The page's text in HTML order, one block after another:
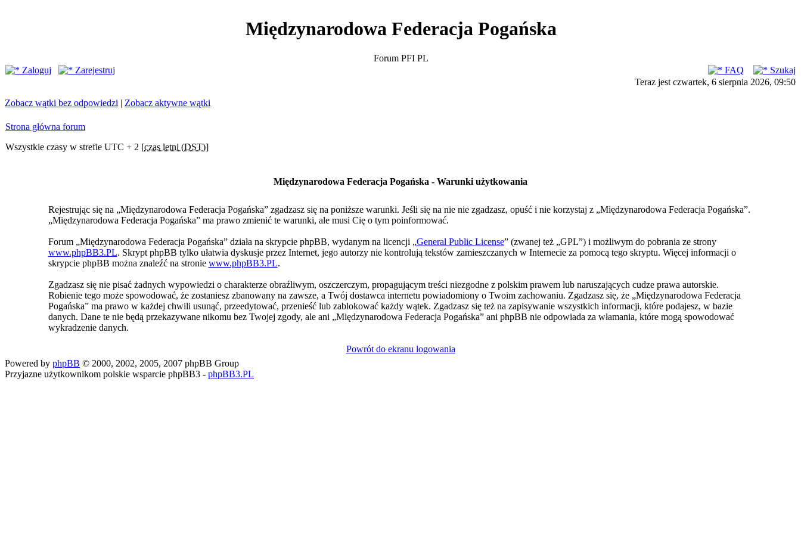
Międzynarodowa Federacja Pogańska
Forum PFI PL
Zaloguj
Zarejestruj FAQ
Szukaj
Teraz jest czwartek, 6 sierpnia 2026, 09:50
Zobacz wątki bez odpowiedzi | Zobacz aktywne wątki
Strona główna forum
Wszystkie czasy w strefie UTC + 2 [czas letni (DST)]
Międzynarodowa Federacja Pogańska - Warunki użytkowania
Rejestrując się na „Międzynarodowa Federacja Pogańska” zgadzasz się na poniższe warunki. Jeśli się na nie nie zgadzasz, opuść i nie korzystaj z „Międzynarodowa Federacja Pogańska”.
„Międzynarodowa Federacja Pogańska” ma prawo zmienić te warunki, ale musi Cię o tym poinformować.
Forum „Międzynarodowa Federacja Pogańska” działa na skrypcie phpBB, wydanym na licencji „General Public License” (zwanej też „GPL”) i możliwym do pobrania ze strony
www.phpBB3.PL. Skrypt phpBB tylko ułatwia dyskusje przez Internet, jego autorzy nie kontrolują tekstów zamieszczanych w Internecie za pomocą tego skryptu. Więcej informacji o
skrypcie phpBB można znaleźć na stronie www.phpBB3.PL.
Zgadzasz się nie pisać żadnych wypowiedzi o charakterze obraźliwym, oszczerczym, propagującym treści niezgodne z polskim prawem lub naruszających cudze prawa autorskie.
Robienie tego może spowodować, że zostaniesz zbanowany na zawsze, a Twój dostawca internetu powiadomiony o Twoim zachowaniu. Zgadzasz się, że „Międzynarodowa Federacja
Pogańska” ma prawo w każdej chwili usunąć, przeedytować, przenieść lub zablokować każdy wątek. Zgadzasz się też na zapisywanie wszystkich informacji, które podajesz, w bazie
danych. Dane te nie będą przekazywane nikomu bez Twojej zgody, ale ani „Międzynarodowa Federacja Pogańska” ani phpBB nie odpowiada za włamania, które mogą spowodować
wykradzenie danych.
Powrót do ekranu logowania
Powered by phpBB © 2000, 2002, 2005, 2007 phpBB Group
Przyjazne użytkownikom polskie wsparcie phpBB3 - phpBB3.PL